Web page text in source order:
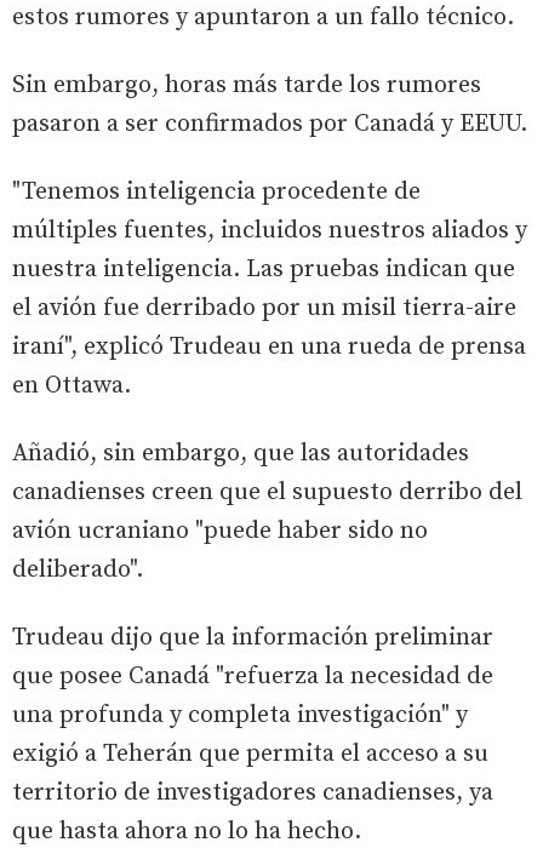
estos rumores y apuntaron a un fallo técnico.
Sin embargo, horas más tarde los rumores
pasaron a ser confirmados por Canadá y EEUU.
"Tenemos inteligencia procedente de
múltiples fuentes, incluidos nuestros aliados y
nuestra inteligencia. Las pruebas indican que
el avión fue derribado por un misil tierra-aire
iraní", explicó Trudeau en una rueda de prensa
en Ottawa.
Añadió, sin embargo, que las autoridades
canadienses creen que el supuesto derribo del
avión ucraniano "puede haber sido no
deliberado".
Trudeau dijo que la información preliminar
que posee Canadá "refuerza la necesidad de
una profunda y completa investigación" y
exigió a Teherán que permita el acceso a su
territorio de investigadores canadienses, ya
que hasta ahora no lo ha hecho.